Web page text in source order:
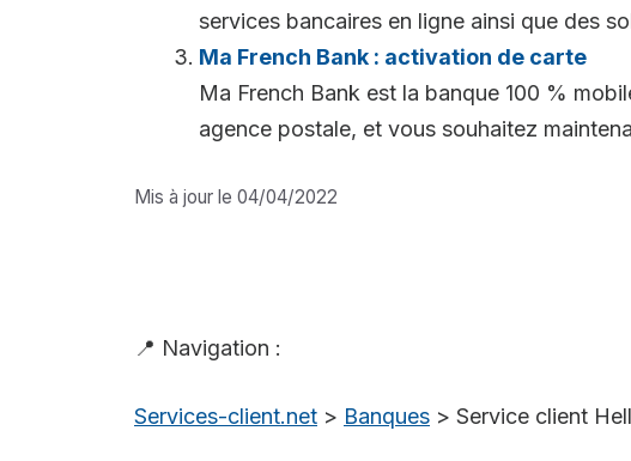
services bancaires en ligne ainsi que des
Ma French Bank : activation de carte
Ma French Bank est la banque 100 %
agence postale, et vous souhaitez
Mis à jour le 04/04/2022
📍 Navigation :
Services-client.net > Banques > Service client